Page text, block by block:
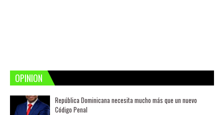
OPINION
República Dominicana necesita mucho más que un nuevo
Código Penal